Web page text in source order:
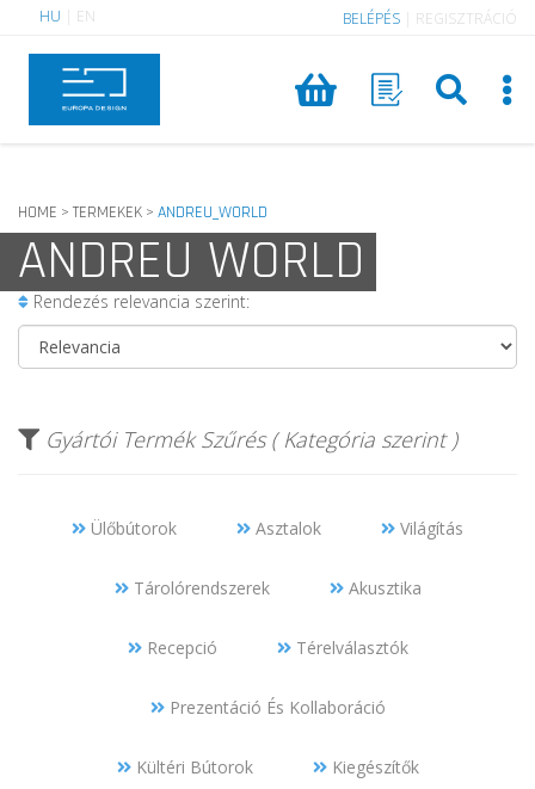
HU EN BELÉPÉS REGISZTRÁCIÓ
HOME > TERMEKEK > ANDREU_WORLD
ANDREU WORLD
Rendezés relevancia szerint:
Gyártói Termék Szűrés ( Kategória szerint )
Ülőbútorok Asztalok Világítás
Tárolórendszerek Akusztika
Recepció Térelválasztók
Prezentáció És Kollaboráció
Kültéri Bútorok Kiegészítők